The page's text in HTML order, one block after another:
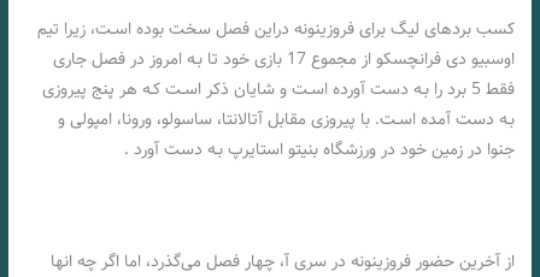
کسب بردهای لیگ برای فروزینونه دراین فصل سخت بوده اسـت، زیرا تیم
اوسبیو دی فرانچسکو از مجموع 17 بازی خود تا بـه امروز در فصل جاری
فقط 5 برد را بـه دست آورده اسـت و شایان ذکر اسـت کـه هر پنج پیروزی
بـه دست آمده اسـت. با پیروزی مقابل آتالانتا، ساسولو، ورونا، امپولی و
جنوا در زمین خود در ورزشگاه بنیتو استایرپ بـه دست آورد .
از آخرین حضور فروزینونه در سری آ، چهار فصل می‌گذرد، اما اگر چه انها